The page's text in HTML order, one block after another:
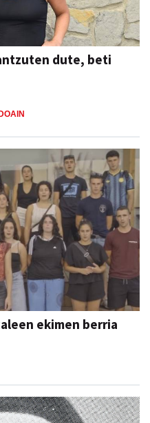
dute, beti
ekimen berria